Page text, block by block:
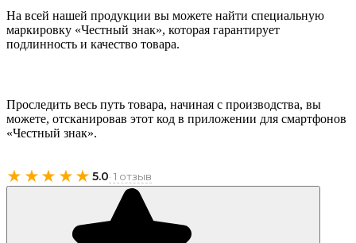
На всей нашей продукции вы можете найти специальную
маркировку «Честный знак», которая гарантирует
подлинность и качество товара.
Проследить весь путь товара, начиная с производства, вы
можете, отсканировав этот код в приложении для смартфонов
«Честный знак».
★★★★★ 5.0· 1 отзыв